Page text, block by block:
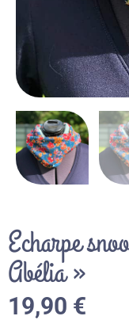
Echarpe
Abélia »
19,90 €